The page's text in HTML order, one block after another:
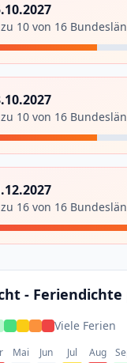
zu 10 von 16
zu 10 von 16
zu 16 von 16
- Feriendichte
Viele Ferien
Mai Jun Jul Aug